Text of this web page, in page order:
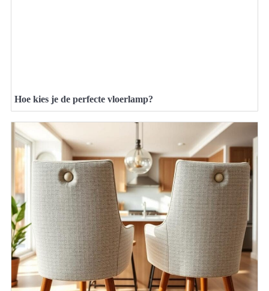
Hoe kies je de perfecte vloerlamp?